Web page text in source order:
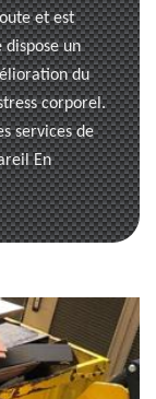
et est
un
du
corporel.
services de
En